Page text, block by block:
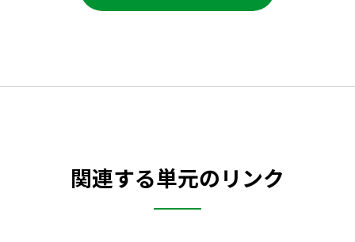
関連する単元のリンク